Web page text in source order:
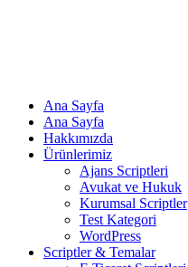
Ana Sayfa
Ana Sayfa
Hakkımızda
Ürünlerimiz
Ajans Scriptleri
Avukat ve Hukuk
Kurumsal Scriptler
Test Kategori
WordPress
Scriptler & Temalar